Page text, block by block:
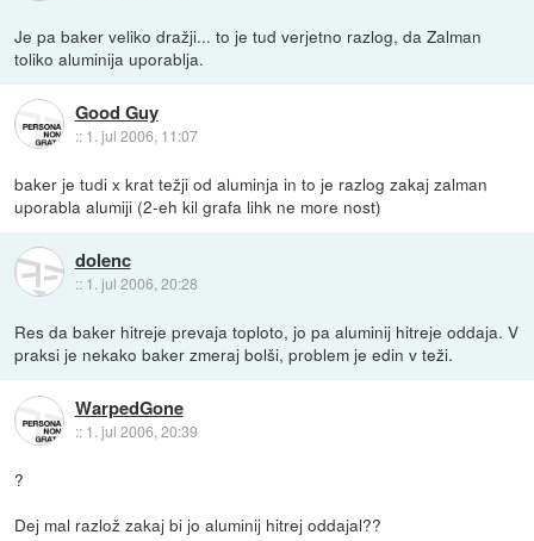
Je pa baker veliko dražji... to je tud verjetno razlog, da Zalman
toliko aluminija uporablja.
Good Guy
:: 1. jul 2006, 11:07
baker je tudi x krat težji od aluminja in to je razlog zakaj zalman
uporabla alumiji (2-eh kil grafa lihk ne more nost)
dolenc
:: 1. jul 2006, 20:28
Res da baker hitreje prevaja toploto, jo pa aluminij hitreje oddaja. V
praksi je nekako baker zmeraj bolši, problem je edin v teži.
WarpedGone
:: 1. jul 2006, 20:39
?
Dej mal razlož zakaj bi jo aluminij hitrej oddajal??